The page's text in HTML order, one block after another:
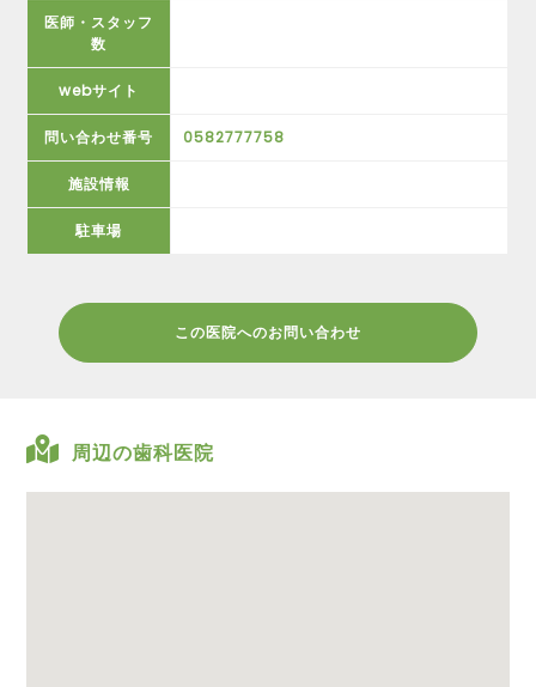
医師・スタッフ
数
webサイト
問い合わせ番号 0582777758
施設情報
駐車場
この医院へのお問い合わせ
周辺の歯科医院